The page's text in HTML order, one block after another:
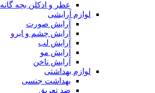
عطر و ادکلن بچه گانه
لوازم آرایشی
آرایش صورت
آرایش چشم و ابرو
آرایش لب
آرایش مو
آرایش ناخن
لوازم بهداشتی
بهداشت جنسی
ضد تعریق